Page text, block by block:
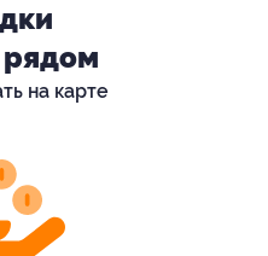
рядом
на карте